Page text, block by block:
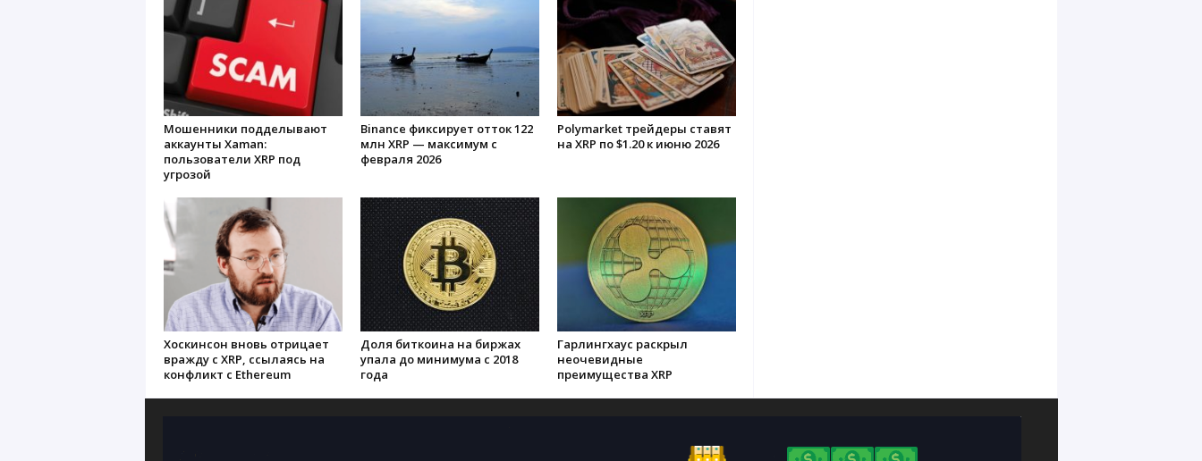
Мошенники подделывают
аккаунты Xaman:
пользователи XRP под
угрозой
Binance фиксирует отток 122
млн XRP — максимум с
февраля 2026
Polymarket трейдеры ставят
на XRP по $1.20 к июню 2026
Хоскинсон вновь отрицает
вражду с XRP, ссылаясь на
конфликт с Ethereum
Доля биткоина на биржах
упала до минимума с 2018
года
Гарлингхаус раскрыл
неочевидные
преимущества XRP